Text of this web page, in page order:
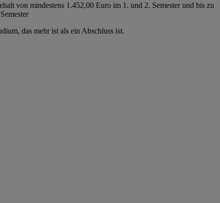
von mindestens 1.452,00 Euro im 1. und 2. Semester und bis zu
das mehr ist als ein Abschluss ist.